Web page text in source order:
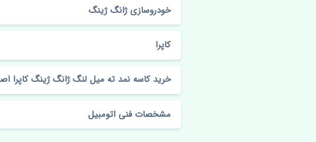
خودروسازی ژانگ ژینگ
کاپرا
خرید کاسه نمد ته میل لنگ ژانگ ژینگ کاپرا
مشخصات فنی اتومبیل